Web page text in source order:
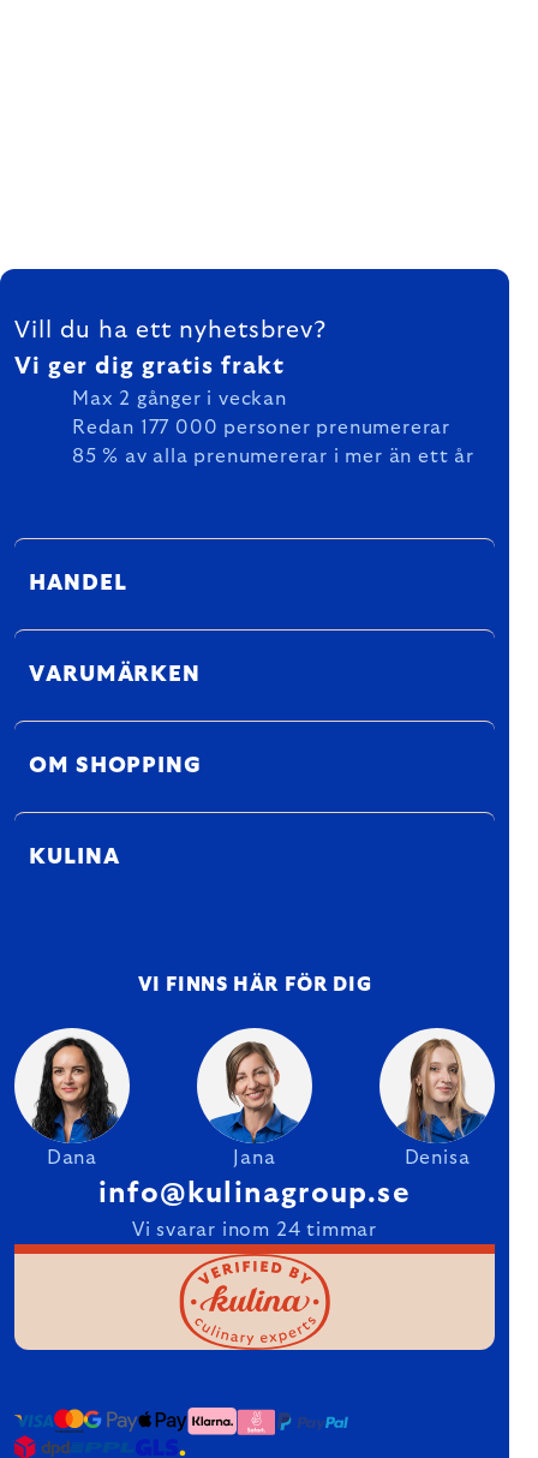
FOOTER
Vill du ha ett nyhetsbrev?
Vi ger dig gratis frakt
Max 2 gånger i veckan
Redan 177 000 personer prenumererar
85 % av alla prenumererar i mer än ett år
HANDEL
VARUMÄRKEN
OM SHOPPING
KULINA
VI FINNS HÄR FÖR DIG
Dana Jana Denisa
info@kulinagroup.se
Vi svarar inom 24 timmar